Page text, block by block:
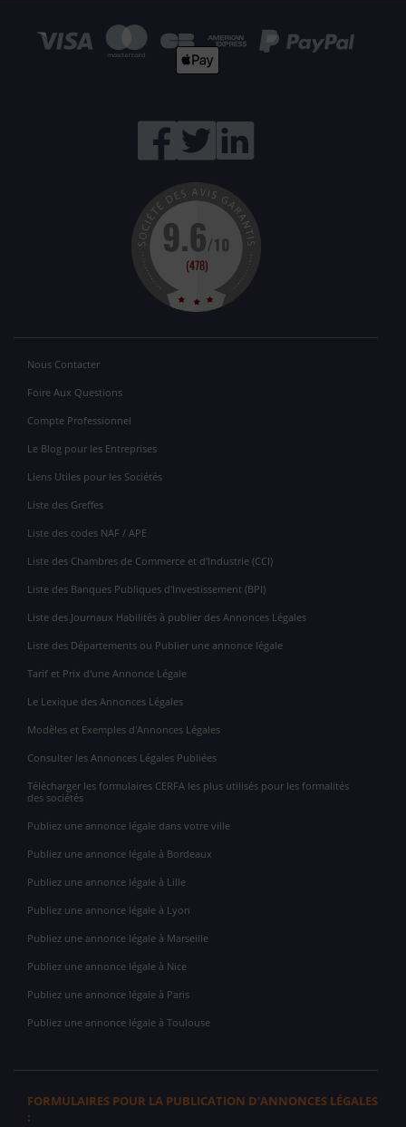
Nous Contacter
Foire Aux Questions
Compte Professionnel
Le Blog pour les Entreprises
Liens Utiles pour les Sociétés
Liste des Greffes
Liste des codes NAF / APE
Liste des Chambres de Commerce et d'Industrie (CCI)
Liste des Banques Publiques d'Investissement (BPI)
Liste des Journaux Habilités à publier des Annonces Légales
Liste des Départements ou Publier une annonce légale
Tarif et Prix d'une Annonce Légale
Le Lexique des Annonces Légales
Modèles et Exemples d'Annonces Légales
Consulter les Annonces Légales Publiées
Télécharger les formulaires CERFA les plus utilisés pour les formalités
des sociétés
Publiez une annonce légale dans votre ville
Publiez une annonce légale à Bordeaux
Publiez une annonce légale à Lille
Publiez une annonce légale à Lyon
Publiez une annonce légale à Marseille
Publiez une annonce légale à Nice
Publiez une annonce légale à Paris
Publiez une annonce légale à Toulouse
FORMULAIRES POUR LA PUBLICATION D'ANNONCES LÉGALES
: